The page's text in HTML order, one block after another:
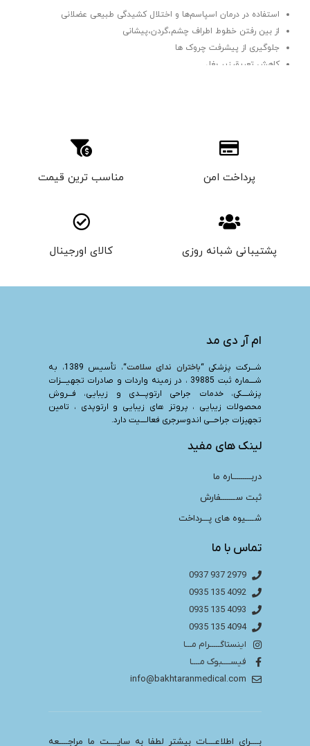
استفاده در درمان اسپاسم‌ها و اختلال کشیدگی طبیعی عضلانی
از بین رفتن خطوط اطراف چشم،گردن،پیشانی
جلوگیری از پیشرفت چروک ها
کاهش تعریق زیر بغل
پرداخت امن مناسب ترین قیمت
پشتیبانی شبانه روزی کالای اورجینال
ام آر دی مد
شـــرکت پزشکی “باختران ندای سلامت
“، تأسیس 1389، به
شــــماره ثبت 39885 ، در زمینه واردات و صادرات تجهیــــزات
پزشــــکی، خدمات جراحی ارتوپــــدی و زیبایی، فـــروش
محصولات زیبایی ، پروتز های زیبایی و ارتوپدی ، تامین
تجهیزات جراحـــی اندوسرجری فعالــــیت دارد.
لینک های مفید
دربـــــــــاره ما
ثبت ســـــــفارش
شــــیوه های پـــرداخت
تماس با ما
2979 937 0937
4092 135 0935
4093 135 0935
4094 135 0935
اینستاگـــــرام مـــا
فیســــبوک مــــا
info@bakhtaranmedical.com
بــــرای اطلاعــــات بیشتر لطفا به سایــــت ما مراجــــعه